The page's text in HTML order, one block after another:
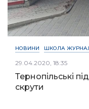
НОВИНИ ШКОЛА
29.04.2020, 18:35
Тернопільські
скрути